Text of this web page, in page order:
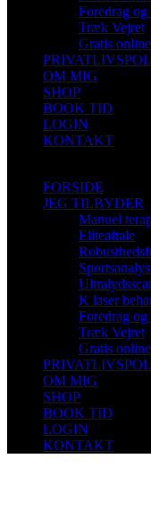
Foredrag og
Træk Vejret
Gratis
OM MIG
SHOP
BOOK TID
LOGIN
KONTAKT
FORSIDE
JEG TILBYDER
Manuel
Eliteaftale
K laser
Foredrag og
Træk Vejret
Gratis
OM MIG
SHOP
BOOK TID
LOGIN
KONTAKT